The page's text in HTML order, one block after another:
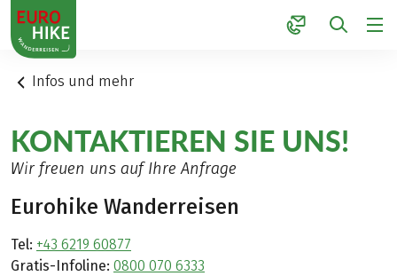
1
Infos und mehr
KONTAKTIEREN SIE UNS!
Wir freuen uns auf Ihre Anfrage
Eurohike Wanderreisen
Tel: +43 6219 60877
Gratis-Infoline: 0800 070 6333